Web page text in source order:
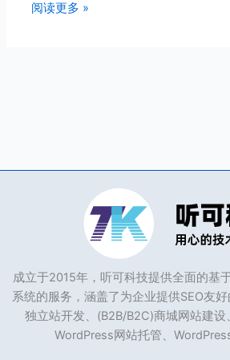
阅读更多 »
成立于2015年，听可科技提供全面的基
系统的服务，涵盖了为企业提供SEO友
独立站开发、(B2B/B2C)商城网站建设
WordPress网站托管、